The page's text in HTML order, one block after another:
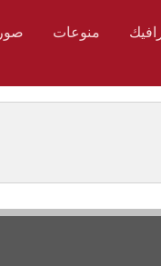
منوعات صور